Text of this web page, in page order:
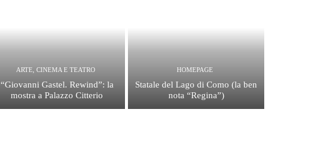
ARTE, CINEMA E TEATRO
“Giovanni Gastel. Rewind”: la
mostra a Palazzo Citterio
HOMEPAGE
Statale del Lago di Como (la ben
nota “Regina”)